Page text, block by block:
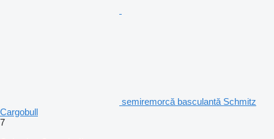
semiremorcă basculantă Schmitz
Cargobull
7